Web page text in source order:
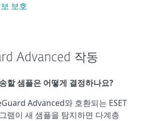
보호
Advanced 작동
할 샘플은 어떻게 결정하나요?
Advanced와 호환되는 ESET
램이 새 샘플을 탐지하면 다계층